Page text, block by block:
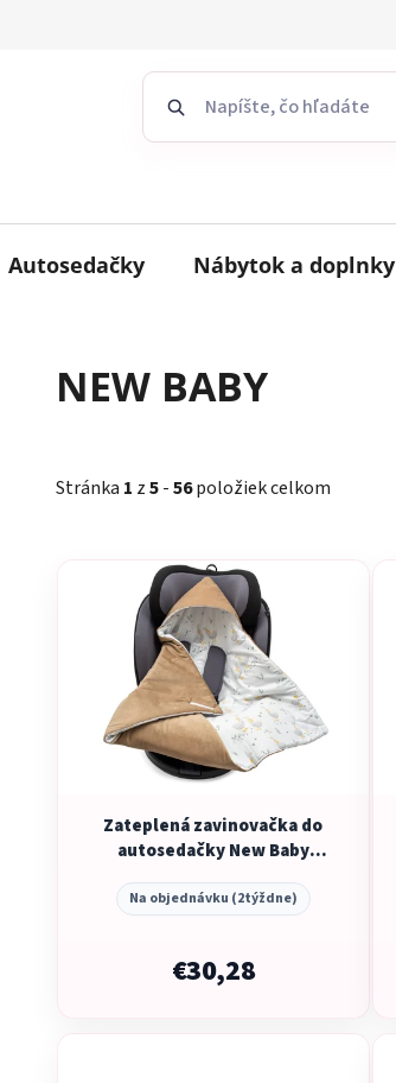
Autosedačky Nábytok a doplnky
NEW BABY
Stránka 1 z5-56položiek celkom
Zateplená zavinovačka do
autosedačky New Baby
Na objednávku (2týždne)
€30,28